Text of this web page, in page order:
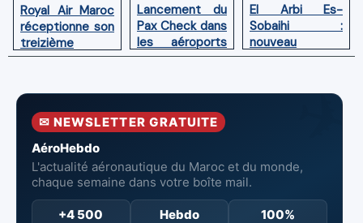
Royal Air Maroc
réceptionne son
treizième
Boeing 787
Lancement du
Pax Check dans
les aéroports
du Maroc
El Arbi Es-
Sobaihi :
nouveau
directeur à la
l’Aéroport
Mohammed V
✉ NEWSLETTER GRATUITE
AéroHebdo
L'actualité aéronautique du Maroc et du monde,
chaque semaine dans votre boîte mail.
+4 500
Hebdo
100%